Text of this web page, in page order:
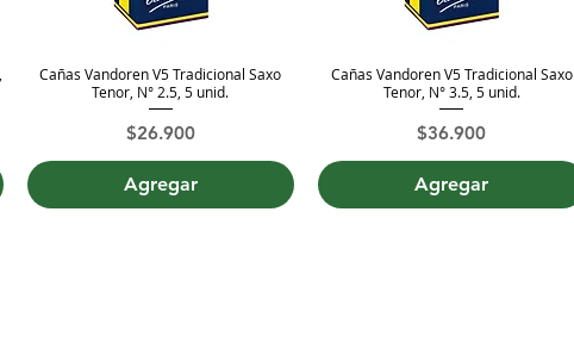
Vista rápida
Cañas Vandoren V5 Tradicional Saxo
Tenor, N° 2.5, 5 unid.
Precio
$26.900
Agregar
Vista rápida
Cañas Vandoren V5 Tradicional Saxo
Tenor, N° 3.5, 5 unid.
Precio
$36.900
Agregar